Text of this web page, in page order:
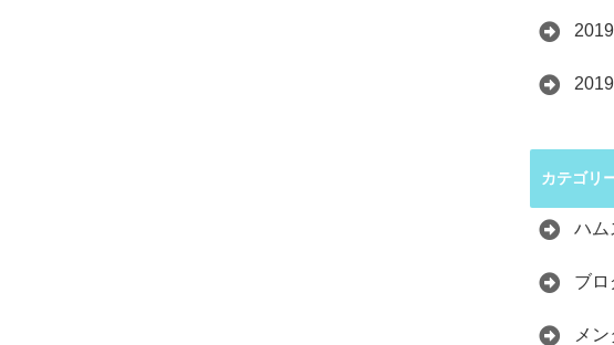
カテゴリ
ハム
ブロ
メ